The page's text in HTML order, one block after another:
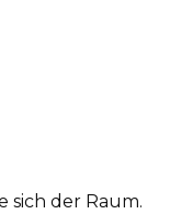
sich der Raum.